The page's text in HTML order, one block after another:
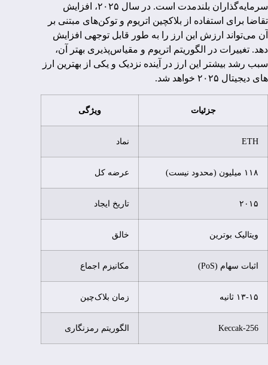
سرمایه‌گذاران بلندمدت است. در سال ۲۰۲۵، افزایش
تقاضا برای استفاده از بلاکچین اتریوم و توکن‌های مبتنی بر
آن می‌تواند ارزش این ارز را به طور قابل توجهی افزایش
دهد. تغییرات در الگوریتم اتریوم و مقیاس‌پذیری بهتر آن،
سبب رشد بیشتر این ارز در آینده نزدیک و یکی از بهترین ارز
های دیجیتال ۲۰۲۵ خواهد شد.
جزئیات ویژگی
ETH نماد
۱۱۸ میلیون (محدود نیست) عرضه کل
۲۰۱۵ تاریخ ایجاد
ویتالیک بوترین خالق
اثبات سهام (PoS) مکانیزم اجماع
۱۳-۱۵ ثانیه زمان بلاک‌چین
Keccak-256 الگوریتم رمزنگاری